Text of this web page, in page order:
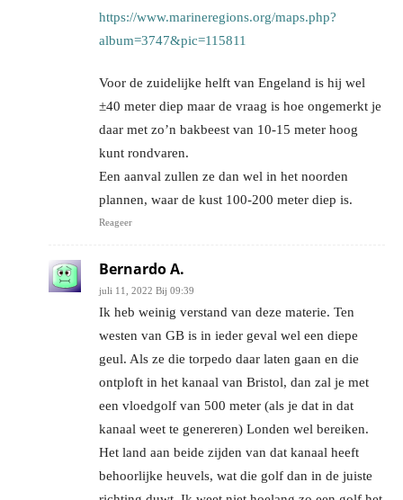
https://www.marineregions.org/maps.php?
album=3747&pic=115811
Voor de zuidelijke helft van Engeland is hij wel
±40 meter diep maar de vraag is hoe ongemerkt je
daar met zo’n bakbeest van 10-15 meter hoog
kunt rondvaren.
Een aanval zullen ze dan wel in het noorden
plannen, waar de kust 100-200 meter diep is.
Reageer
Bernardo A.
juli 11, 2022 Bij 09:39
Ik heb weinig verstand van deze materie. Ten
westen van GB is in ieder geval wel een diepe
geul. Als ze die torpedo daar laten gaan en die
ontploft in het kanaal van Bristol, dan zal je met
een vloedgolf van 500 meter (als je dat in dat
kanaal weet te genereren) Londen wel bereiken.
Het land aan beide zijden van dat kanaal heeft
behoorlijke heuvels, wat die golf dan in de juiste